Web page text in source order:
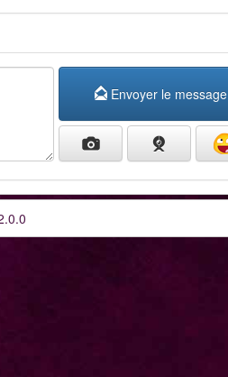
Envoyer le message